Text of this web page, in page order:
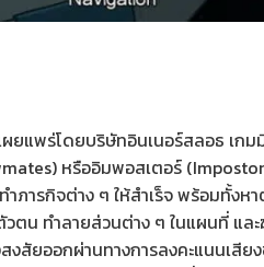
ยแพร่โดยบริษัทอินเนอร์สลอธ เกม
หรืออิมพอสเตอร์
ำภารกิจต่าง ๆ ให้สำเร็จ พร้อมทั้ง
ตน ทำลายส่วนต่าง ๆ ในแผนที่ แล
สัยออกผ่านทางการลงคะแนนเสีย